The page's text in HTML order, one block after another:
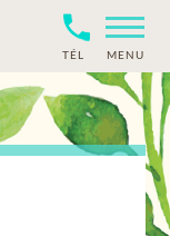
TÉL MENU